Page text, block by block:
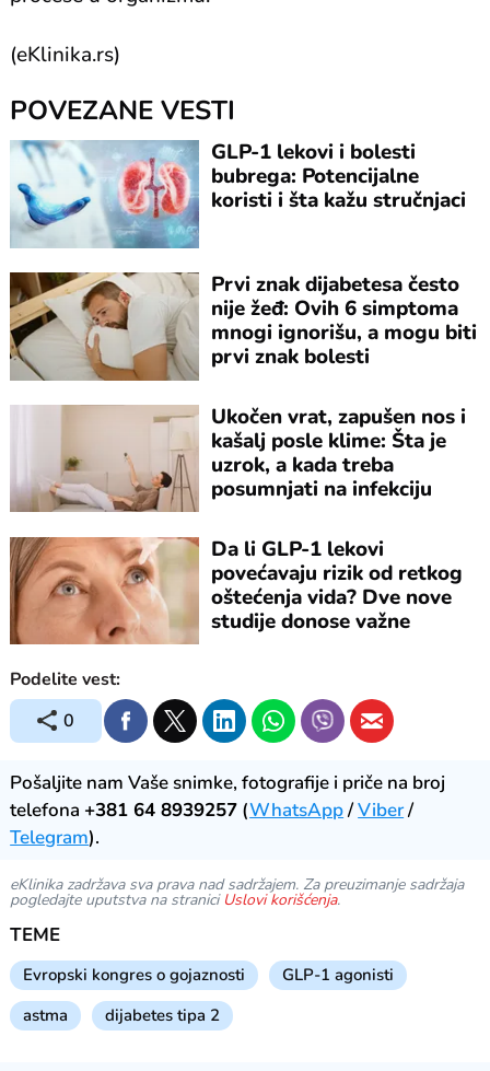
(eKlinika.rs)
POVEZANE VESTI
GLP-1 lekovi i bolesti
bubrega: Potencijalne
koristi i šta kažu stručnjaci
Prvi znak dijabetesa često
nije žeđ: Ovih 6 simptoma
mnogi ignorišu, a mogu biti
prvi znak bolesti
Ukočen vrat, zapušen nos i
kašalj posle klime: Šta je
uzrok, a kada treba
posumnjati na infekciju
Da li GLP-1 lekovi
povećavaju rizik od retkog
oštećenja vida? Dve nove
studije donose važne
Podelite vest:
0
Pošaljite nam Vaše snimke, fotografije i priče na broj
telefona +381 64 8939257 (WhatsApp/Viber/
Telegram).
eKlinika zadržava sva prava nad sadržajem. Za preuzimanje sadržaja
pogledajte uputstva na stranici Uslovi korišćenja.
TEME
Evropski kongres o gojaznosti
GLP-1 agonisti
astma
dijabetes tipa 2